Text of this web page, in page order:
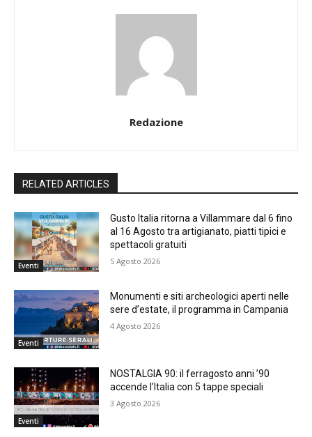
Redazione
RELATED ARTICLES
Eventi
Gusto Italia ritorna a Villammare dal 6 fino
al 16 Agosto tra artigianato, piatti tipici e
spettacoli gratuiti
5 Agosto 2026
Eventi
Monumenti e siti archeologici aperti nelle
sere d’estate, il programma in Campania
4 Agosto 2026
Eventi
NOSTALGIA 90: il ferragosto anni ’90
accende l’Italia con 5 tappe speciali
3 Agosto 2026